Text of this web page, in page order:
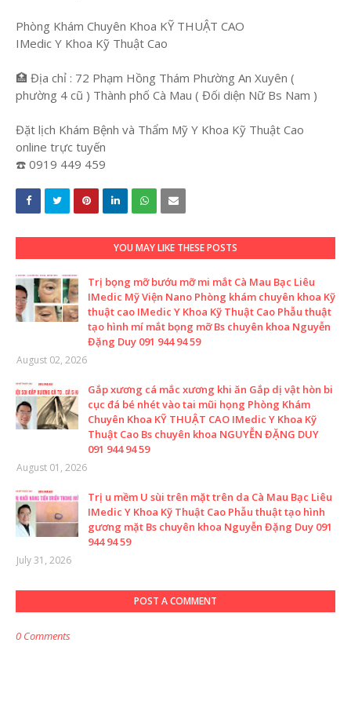
Phòng Khám Chuyên Khoa KỸ THUẬT CAO
IMedic Y Khoa Kỹ Thuật Cao
🏥 Địa chỉ : 72 Phạm Hồng Thám Phường An Xuyên (
phường 4 cũ ) Thành phố Cà Mau ( Đối diện Nữ Bs Nam )
Đặt lịch Khám Bệnh và Thẩm Mỹ Y Khoa Kỹ Thuật Cao
online trực tuyến
☎️ 0919 449 459
YOU MAY LIKE THESE POSTS
Trị bọng mỡ bướu mỡ mi mắt Cà Mau Bạc Liêu
IMedic Mỹ Viện Nano Phòng khám chuyên khoa Kỹ
thuật cao IMedic Y Khoa Kỹ Thuật Cao Phẫu thuật
tạo hình mí mắt bọng mỡ Bs chuyên khoa Nguyễn
Đặng Duy 091 944 94 59
August 02, 2026
Gắp xương cá mắc xương khi ăn Gắp dị vật hòn bi
cục đá bé nhét vào tai mũi họng Phòng Khám
Chuyên Khoa KỸ THUẬT CAO IMedic Y Khoa Kỹ
Thuật Cao Bs chuyên khoa NGUYỄN ĐẶNG DUY
091 944 94 59
August 01, 2026
Trị u mềm U sùi trên mặt trên da Cà Mau Bạc Liêu
IMedic Y Khoa Kỹ Thuật Cao Phẫu thuật tạo hình
gương mặt Bs chuyên khoa Nguyễn Đặng Duy 091
944 94 59
July 31, 2026
POST A COMMENT
0 Comments